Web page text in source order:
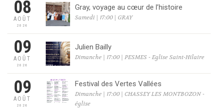
08
AOÛT
2026
Gray, voyage au cœur de l’histoire
Samedi | 17:00 | GRAY
09
AOÛT
2026
Julien Bailly
Dimanche | 17:00 | PESMES - Eglise Saint-Hilaire
09
AOÛT
2026
Festival des Vertes Vallées
Dimanche | 17:00 | CHASSEY LES MONTBOZON -
église